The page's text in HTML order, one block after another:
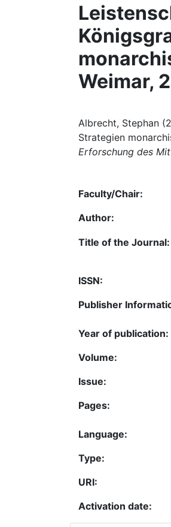
Weimar,
Albrecht, Stephan
Strategien
Erforschung des
Faculty/Chair:
Author:
Title of the Journal:
ISSN:
Publisher
Year of publication:
Volume:
Issue:
Pages:
Language:
Type:
URI:
Activation date: